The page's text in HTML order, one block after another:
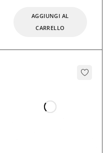
AGGIUNGI AL
CARRELLO